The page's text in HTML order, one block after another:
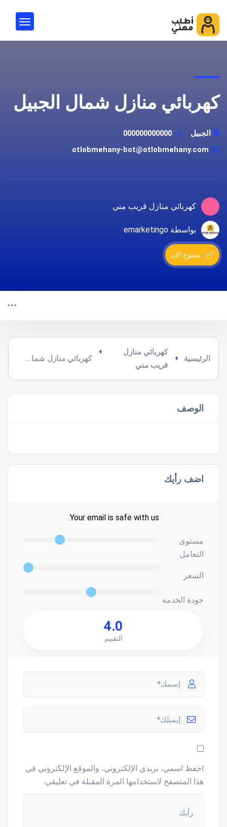
كهربائي منازل شمال الجبيل
الجبيل
000000000000
otlobmehany-bot@otlobmehany.com
كهربائي منازل قريب مني
بواسطة emarketingo
مفتوح الان
الرئيسية
كهربائي منازل
قريب مني
كهربائي منازل شمال الجبيل
الوصف
اضف رأيك
Your email is safe with us.
مستوى
التعامل
السعر
جودة الخدمة
4.0
التقييم
احفظ اسمي، بريدي الإلكتروني، والموقع الإلكتروني في
هذا المتصفح لاستخدامها المرة المقبلة في تعليقي.